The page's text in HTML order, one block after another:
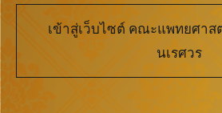
เข้าสู่เว็บไซต์ คณะแพทยศาส
นเรศวร